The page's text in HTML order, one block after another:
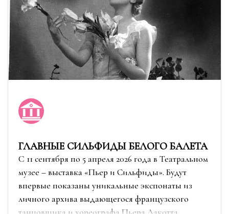
ГЛАВНЫЕ СИЛЬФИДЫ БЕЛОГО БАЛЕТА
C 11 сентября по 5 апреля 2026 года в Театральном
музее – выставка «Пьер и Сильфиды». Будут
впервые показаны уникальные экспонаты из
личного архива выдающегося французского